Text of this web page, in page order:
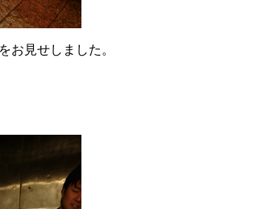
お見せしました。